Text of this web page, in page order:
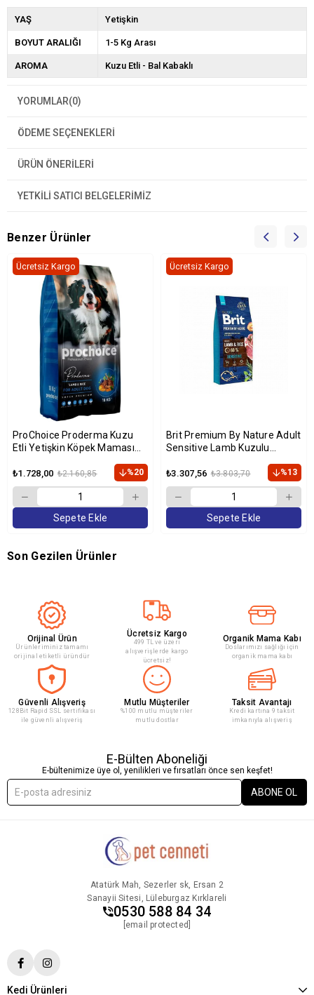
YAŞ Yetişkin
BOYUT ARALIĞI 1-5 Kg Arası
AROMA Kuzu Etli - Bal Kabaklı
YORUMLAR(0)
ÖDEME SEÇENEKLERI
ÜRÜN ÖNERILERI
YETKİLİ SATICI BELGELERİMİZ
Benzer Ürünler
ProChoice Proderma Kuzu
Etli Yetişkin Köpek Maması
₺1.728,00 ₺2.160,85 %20
Ücretsiz Kargo
Sepete Ekle
Brit Premium By Nature Adult
Sensitive Lamb Kuzulu
₺3.307,56 ₺3.803,70 %13
Ücretsiz Kargo
Sepete Ekle
Son Gezilen Ürünler
Orijinal Ürün
Ürünleriminiz tamamı
orijinal etiketli üründür
Ücretsiz Kargo
499 TL ve üzeri
alışverişlerde kargo
ücretsiz!
Organik Mama Kabı
Doslarımızı sağlığı için
organik mama kabı
Güvenli Alışveriş
128Bit Rapid SSL sertifikası
ile güvenli alışveriş
Mutlu Müşteriler
%100 mutlu müşteriler
mutlu dostlar
Taksit Avantajı
Kredi kartına 9 taksit
imkanıyla alışveriş
E-Bülten Aboneliği
E-bültenimize üye ol, yenilikleri ve fırsatları önce sen keşfet!
ABONE OL
Atatürk Mah, Sezerler sk, Ersan 2
Sanayii Sitesi, Lüleburgaz Kırklareli
0530 588 84 34
[email protected]
Kedi Ürünleri